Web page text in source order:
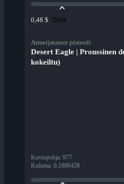
0,48 $ Osta
Armeijatason pistooli
Desert Eagle | Pronssinen
kokeiltu)
Kuviopohja: 977
Kuluma: 0,1886428